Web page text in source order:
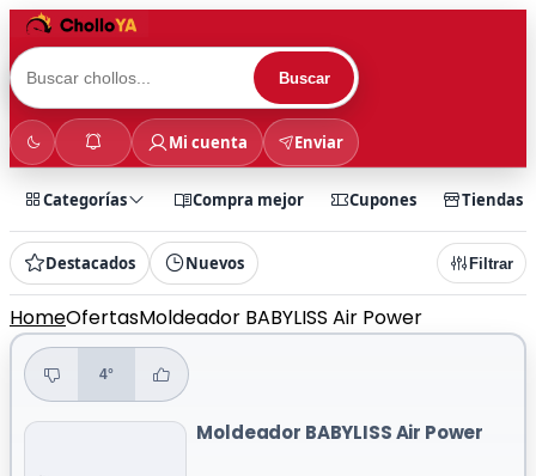
Buscar
Mi cuenta Enviar
Categorías Compra mejor Cupones Tiendas
Destacados Nuevos Filtrar
HomeOfertasMoldeador BABYLISS Air Power
4°
Moldeador BABYLISS Air Power